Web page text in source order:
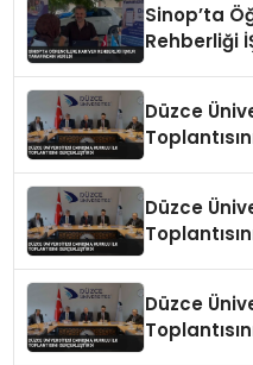
Sinop’ta
Rehberliği
Düzce
Düzce
Düzce